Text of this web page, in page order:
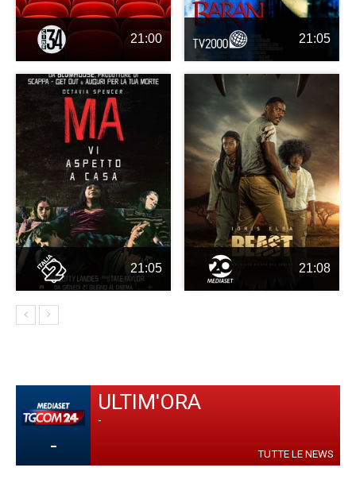
21:00 21:05
21:05 21:08
-
ULTIM'ORA
-
TUTTE LE NEWS